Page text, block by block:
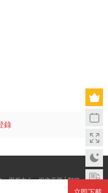
錄
--用戶中心--提交工單 | 郵箱：